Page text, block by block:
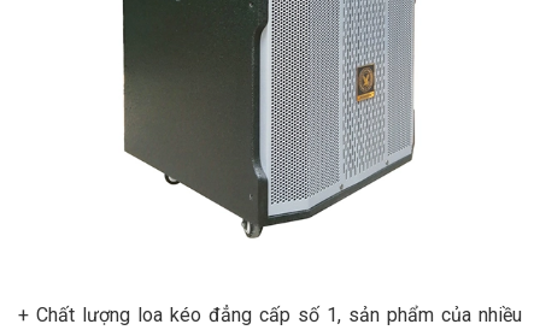
+ Chất lượng loa kéo đẳng cấp số 1, sản phẩm của nhiều